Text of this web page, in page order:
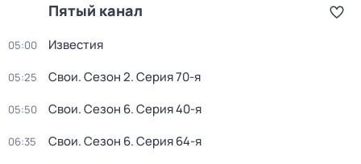
Пятый канал
05:00 Известия
05:25 Свои. Сезон 2. Серия 70-я
05:50 Свои. Сезон 6. Серия 40-я
06:35 Свои. Сезон 6. Серия 64-я